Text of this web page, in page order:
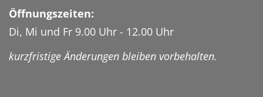
Öffnungszeiten:
Di, Mi und Fr 9.00 Uhr - 12.00 Uhr
kurzfristige Änderungen bleiben vorbehalten.